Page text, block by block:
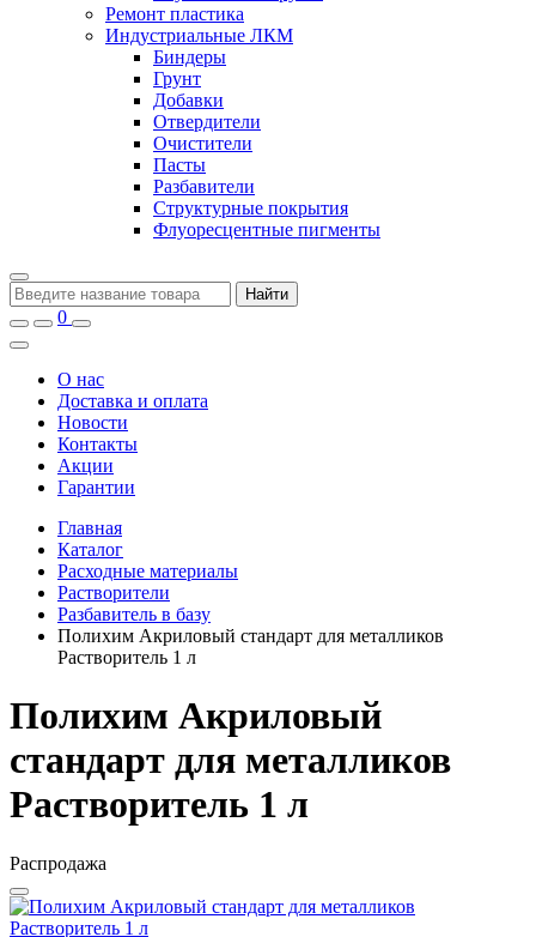
Ремонт пластика
Индустриальные ЛКМ
Биндеры
Грунт
Добавки
Отвердители
Очистители
Пасты
Разбавители
Структурные покрытия
Флуоресцентные пигменты
Найти
0
О нас
Доставка и оплата
Новости
Контакты
Акции
Гарантии
Главная
Каталог
Расходные материалы
Растворители
Разбавитель в базу
Полихим Акриловый стандарт для металликов
Растворитель 1 л
Полихим Акриловый
стандарт для металликов
Растворитель 1 л
Распродажа